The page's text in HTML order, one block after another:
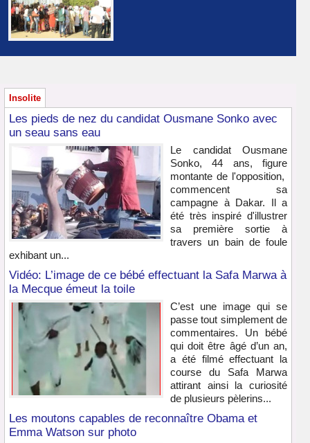
Insolite
Les pieds de nez du candidat Ousmane Sonko avec
un seau sans eau
Le candidat Ousmane
Sonko, 44 ans, figure
montante de l'opposition,
commencent sa
campagne à Dakar. Il a
été très inspiré d'illustrer
sa première sortie à
travers un bain de foule
exhibant un...
Vidéo: L’image de ce bébé effectuant la Safa Marwa à
la Mecque émeut la toile
C’est une image qui se
passe tout simplement de
commentaires. Un bébé
qui doit être âgé d’un an,
a été filmé effectuant la
course du Safa Marwa
attirant ainsi la curiosité
de plusieurs pèlerins...
Les moutons capables de reconnaître Obama et
Emma Watson sur photo